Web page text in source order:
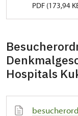
PDF (173,94
Hospitals